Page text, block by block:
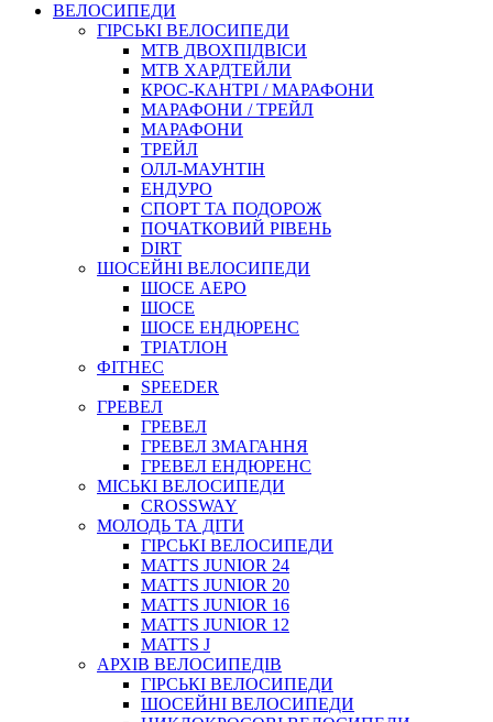
ВЕЛОСИПЕДИ
ГІРСЬКІ ВЕЛОСИПЕДИ
MTB ДВОХПIДВIСИ
MTB ХАРДТЕЙЛИ
КРОС-КАНТРI / МАРАФОНИ
МАРАФОНИ / ТРЕЙЛ
МАРАФОНИ
ТРЕЙЛ
ОЛЛ-МАУНТIН
ЕНДУРО
СПОРТ ТА ПОДОРОЖ
ПОЧАТКОВИЙ РIВЕНЬ
DIRT
ШОСЕЙНІ ВЕЛОСИПЕДИ
ШОСЕ АЕРО
ШОСЕ
ШОСЕ ЕНДЮРЕНС
ТРІАТЛОН
ФІТНЕС
SPEEDER
ГРЕВЕЛ
ГРЕВЕЛ
ГРЕВЕЛ ЗМАГАННЯ
ГРЕВЕЛ ЕНДЮРЕНС
МІСЬКІ ВЕЛОСИПЕДИ
CROSSWAY
МОЛОДЬ ТА ДІТИ
ГIРСЬКI ВЕЛОСИПЕДИ
MATTS JUNIOR 24
MATTS JUNIOR 20
MATTS JUNIOR 16
MATTS JUNIOR 12
MATTS J
АРХIВ ВЕЛОСИПЕДIВ
ГІРСЬКІ ВЕЛОСИПЕДИ
ШОСЕЙНІ ВЕЛОСИПЕДИ